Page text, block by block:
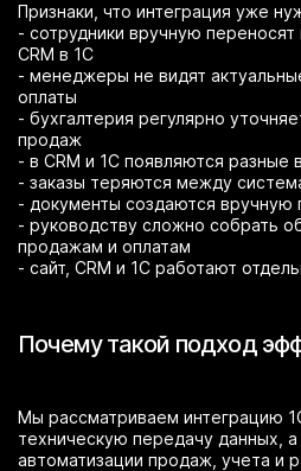
Признаки, что интеграция уже
- сотрудники вручную переносят
CRM в 1С
- менеджеры не видят
оплаты
- бухгалтерия регулярно
продаж
- в CRM и 1С появляются разные
- заказы теряются между
- документы создаются вручную
- руководству сложно собрать
продажам и оплатам
- сайт, CRM и 1С работают
Почему такой подход
Мы рассматриваем интеграцию
техническую передачу данных, а
автоматизации продаж, учета и